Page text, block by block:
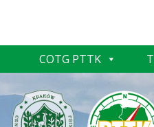
COTG PTTK